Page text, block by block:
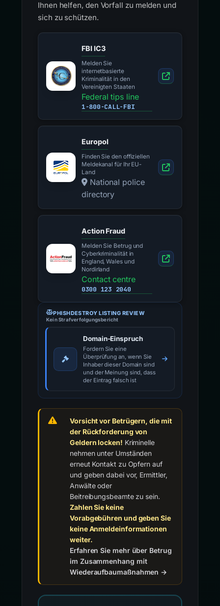
Ihnen helfen, den Vorfall zu melden und
sich zu schützen.
FBI IC3
Melden Sie
internetbasierte
Kriminalität in den
Vereinigten Staaten
Federal tips line
1-800-CALL-FBI
Europol
Finden Sie den offiziellen
Meldekanal für Ihr EU-
Land
National police
directory
Action Fraud
Melden Sie Betrug und
Cyberkriminalität in
England, Wales und
Nordirland
Contact centre
0300 123 2040
PHISHDESTROY LISTING REVIEW
Kein Strafverfolgungsbericht
Domain-Einspruch
Fordern Sie eine
Überprüfung an, wenn Sie
Inhaber dieser Domain sind
und der Meinung sind, dass
der Eintrag falsch ist
Vorsicht vor Betrügern, die mit
der Rückforderung von
Geldern locken! Kriminelle
nehmen unter Umständen
erneut Kontakt zu Opfern auf
und geben dabei vor, Ermittler,
Anwälte oder
Beitreibungsbeamte zu sein.
Zahlen Sie keine
Vorabgebühren und geben Sie
keine Anmeldeinformationen
weiter.
Erfahren Sie mehr über Betrug
im Zusammenhang mit
Wiederaufbaumaßnahmen →